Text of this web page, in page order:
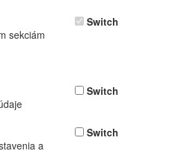
sekciám
Switch
Switch
a
Switch